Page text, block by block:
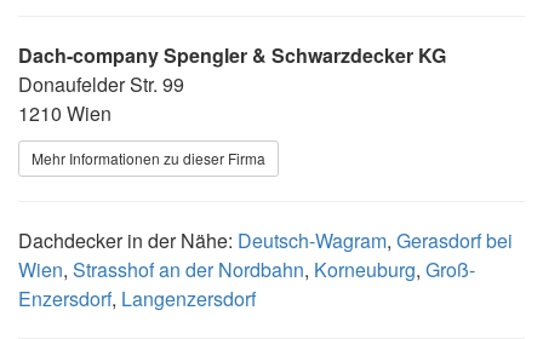
Dach-company Spengler & Schwarzdecker KG
Donaufelder Str. 99
1210 Wien
Mehr Informationen zu dieser Firma
Dachdecker in der Nähe: Deutsch-Wagram, Gerasdorf bei
Wien, Strasshof an der Nordbahn, Korneuburg, Groß-
Enzersdorf, Langenzersdorf